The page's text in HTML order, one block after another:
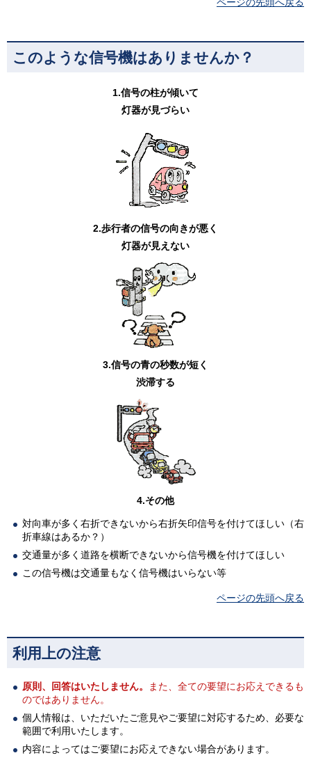
ページの先頭へ戻る
このような信号機はありませんか？
1.信号の柱が傾いて
灯器が見づらい
2.歩行者の信号の向きが悪く
灯器が見えない
3.信号の青の秒数が短く
渋滞する
4.その他
対向車が多く右折できないから右折矢印信号を付けてほしい（右
折車線はあるか？）
交通量が多く道路を横断できないから信号機を付けてほしい
この信号機は交通量もなく信号機はいらない等
ページの先頭へ戻る
利用上の注意
原則、回答はいたしません。
また、全ての要望にお応えできるも
のではありません。
個人情報は、いただいたご意見やご要望に対応するため、必要な
範囲で利用いたします。
内容によってはご要望にお応えできない場合があります。